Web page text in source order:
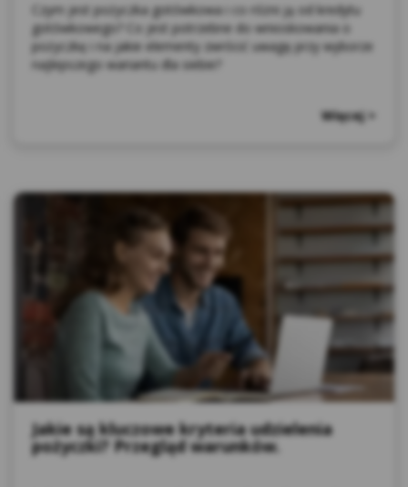
Czym jest pożyczka gotówkowa i co różni ją od kredytu
gotówkowego? Co jest potrzebne do wnioskowania o
pożyczkę i na jakie elementy zwrócić uwagę przy wyborze
najlepszego wariantu dla siebie?
Więcej >
Jakie są kluczowe kryteria udzielenia
pożyczki? Przegląd warunków.